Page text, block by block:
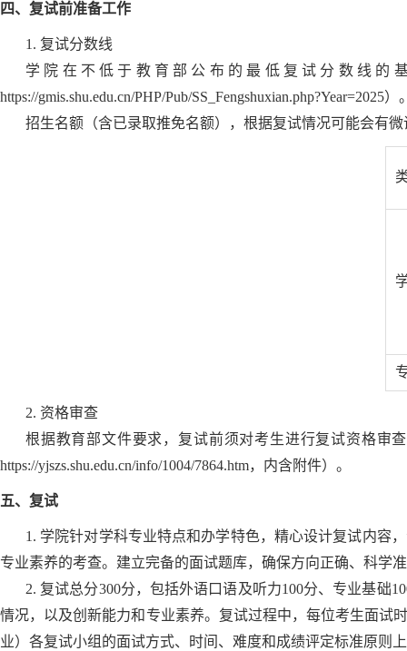
四、复试前准备工作
1. 复试分数线
学院在不低于教育部公布的最低复试分数线的
https://gmis.shu.edu.cn/PHP/Pub/
招生名额（含已录取推免名额），根据复试情况可能会有微
2. 资格审查
根据教育部文件要求，复试前须对考生进行复试资格审
https://yjszs.shu.edu.cn/info/1004/7864.htm，内含附件）。
五、复试
1. 学院针对学科专业特点和办学特色，精心设计复试内容
专业素养的考查。建立完备的面试题库，确保方向正确、科学
2. 复试总分300分，包括外语口语及听力100分、专业基础
情况，以及创新能力和专业素养。复试过程中，每位考生面试
业）各复试小组的面试方式、时间、难度和成绩评定标准原则